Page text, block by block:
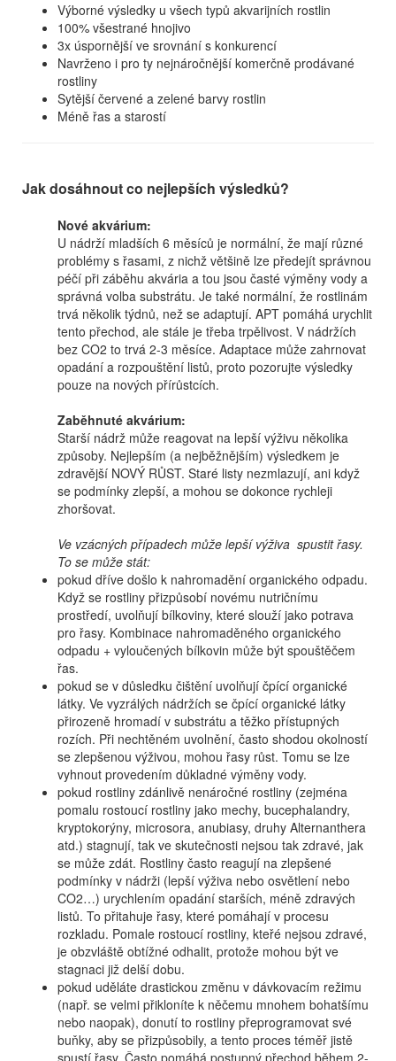
Výborné výsledky u všech typů akvarijních rostlin
100% všestrané hnojivo
3x úspornější ve srovnání s konkurencí
Navrženo i pro ty nejnáročnější komerčně prodávané
rostliny
Sytější červené a zelené barvy rostlin
Méně řas a starostí
Jak dosáhnout co nejlepších výsledků?
Nové akvárium:
U nádrží mladších 6 měsíců je normální, že mají různé
problémy s řasami, z nichž většině lze předejít správnou
péčí při záběhu akvária a tou jsou časté výměny vody a
správná volba substrátu. Je také normální, že rostlinám
trvá několik týdnů, než se adaptují. APT pomáhá urychlit
tento přechod, ale stále je třeba trpělivost. V nádržích
bez CO2 to trvá 2-3 měsíce. Adaptace může zahrnovat
opadání a rozpouštění listů, proto pozorujte výsledky
pouze na nových přírůstcích.
Zaběhnuté akvárium:
Starší nádrž může reagovat na lepší výživu několika
způsoby. Nejlepším (a nejběžnějším) výsledkem je
zdravější NOVÝ RŮST. Staré listy nezmlazují, ani když
se podmínky zlepší, a mohou se dokonce rychleji
zhoršovat.
Ve vzácných případech může lepší výživa spustit řasy.
To se může stát:
pokud dříve došlo k nahromadění organického odpadu.
Když se rostliny přizpůsobí novému nutričnímu
prostředí, uvolňují bílkoviny, které slouží jako potrava
pro řasy. Kombinace nahromaděného organického
odpadu + vyloučených bílkovin může být spouštěčem
řas.
pokud se v důsledku čištění uvolňují čpící organické
látky. Ve vyzrálých nádržích se čpící organické látky
přirozeně hromadí v substrátu a těžko přístupných
rozích. Při nechtěném uvolnění, často shodou okolností
se zlepšenou výživou, mohou řasy růst. Tomu se lze
vyhnout provedením důkladné výměny vody.
pokud rostliny zdánlivě nenáročné rostliny (zejména
pomalu rostoucí rostliny jako mechy, bucephalandry,
kryptokorýny, microsora, anubiasy, druhy Alternanthera
atd.) stagnují, tak ve skutečnosti nejsou tak zdravé, jak
se může zdát. Rostliny často reagují na zlepšené
podmínky v nádrži (lepší výživa nebo osvětlení nebo
CO2…) urychlením opadání starších, méně zdravých
listů. To přitahuje řasy, které pomáhají v procesu
rozkladu. Pomale rostoucí rostliny, kteřé nejsou zdravé,
je obzvláště obtížné odhalit, protože mohou být ve
stagnaci již delší dobu.
pokud uděláte drastickou změnu v dávkovacím režimu
(např. se velmi přikloníte k něčemu mnohem bohatšímu
nebo naopak), donutí to rostliny přeprogramovat své
buňky, aby se přizpůsobily, a tento proces téměř jistě
spustí řasy. Často pomáhá postupný přechod během 2-